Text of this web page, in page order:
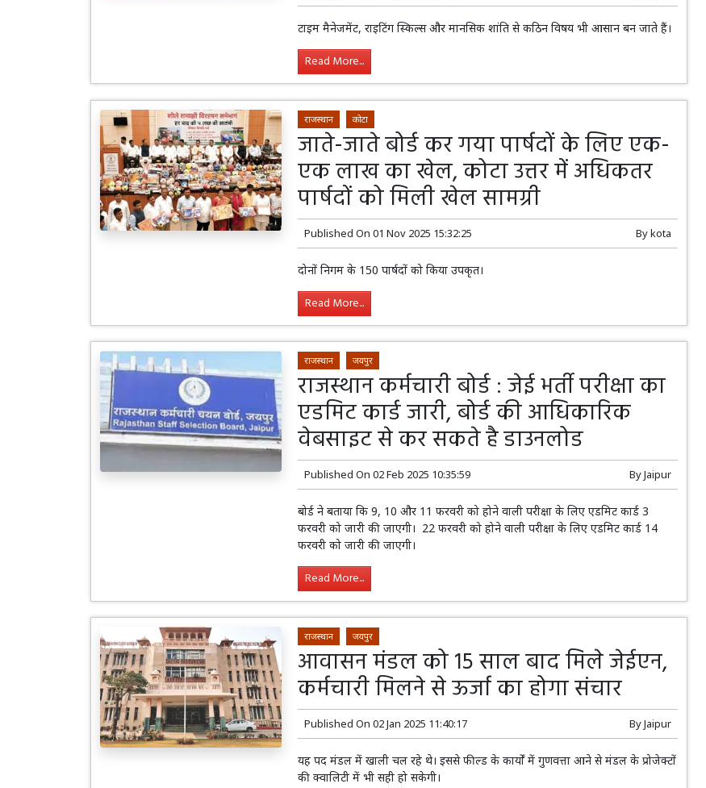
टाइम मैनेजमेंट, राइटिंग स्किल्स और मानसिक शांति से कठिन विषय भी आसान बन जाते हैं।
Read More...
राजस्थान कोटा
जाते-जाते बोर्ड कर गया पार्षदों के लिए एक-
एक लाख का खेल, कोटा उत्तर में अधिकतर
पार्षदों को मिली खेल सामग्री
Published On 01 Nov 2025 15:32:25 Bykota
दोनों निगम के 150 पार्षदों को किया उपकृत।
Read More...
राजस्थान जयपुर
राजस्थान कर्मचारी बोर्ड : जेई भर्ती परीक्षा का
एडमिट कार्ड जारी, बोर्ड की आधिकारिक
वेबसाइट से कर सकते है डाउनलोड
Published On 02 Feb 2025 10:35:59 ByJaipur
बोर्ड ने बताया कि 9, 10 और 11 फरवरी को होने वाली परीक्षा के लिए एडमिट कार्ड 3
फरवरी को जारी की जाएगी। 22 फरवरी को होने वाली परीक्षा के लिए एडमिट कार्ड 14
फरवरी को जारी की जाएगी।
Read More...
राजस्थान जयपुर
आवासन मंडल को 15 साल बाद मिले जेईएन,
कर्मचारी मिलने से ऊर्जा का होगा संचार
Published On 02 Jan 2025 11:40:17 ByJaipur
यह पद मंडल में खाली चल रहे थे। इससे फील्ड के कार्यों में गुणवत्ता आने से मंडल के प्रोजेक्टों
की क्वालिटी में भी सही हो सकेगी।